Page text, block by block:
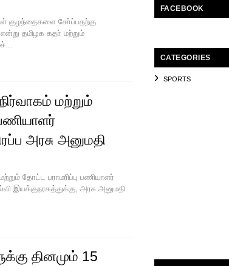
சோ்ப்பதற்கு
தமிழக கதா் மற்றும்
மற்றும்
அரசு அனுமதி
தோட்ட பராமரிப்பு பணியாளர்
இயக்குநரகத்துக்கு, அரசு அனுமதி
தினமும் 15
FACEBOOK
CATEGORIES
SPORTS